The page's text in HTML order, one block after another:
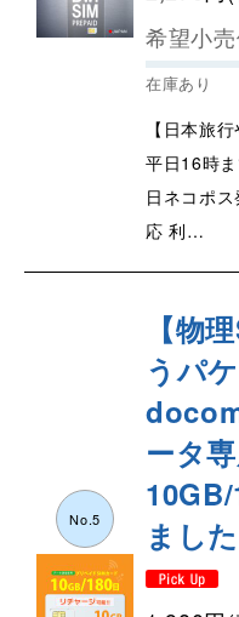
希望小
在庫あり
【日本旅
平日16時
日ネコポ
応 利…
No.5
【物
うパ
ータ
ました